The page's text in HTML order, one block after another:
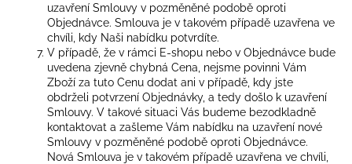
uzavření Smlouvy v pozměněné podobě oproti
Objednávce. Smlouva je v takovém případě uzavřena ve
chvíli, kdy Naši nabídku potvrdíte.
V případě, že v rámci E-shopu nebo v Objednávce bude
uvedena zjevně chybná Cena, nejsme povinni Vám
Zboží za tuto Cenu dodat ani v případě, kdy jste
obdrželi potvrzení Objednávky, a tedy došlo k uzavření
Smlouvy. V takové situaci Vás budeme bezodkladně
kontaktovat a zašleme Vám nabídku na uzavření nové
Smlouvy v pozměněné podobě oproti Objednávce.
Nová Smlouva je v takovém případě uzavřena ve chvíli,